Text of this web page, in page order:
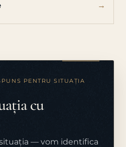
→
PENTRU SITUAȚIA
cu
— vom identifica